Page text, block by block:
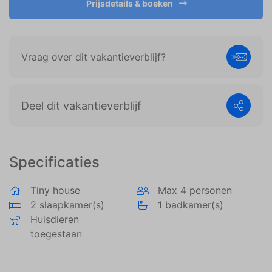
Specificaties
Tiny house
Max 4 personen
2 slaapkamer(s)
1 badkamer(s)
Huisdieren
toegestaan
Prijsdetails & boeken
Vraag over dit vakantieverblijf?
Deel dit vakantieverblijf
weergeven die zijn afgestemd op en relevant zijn